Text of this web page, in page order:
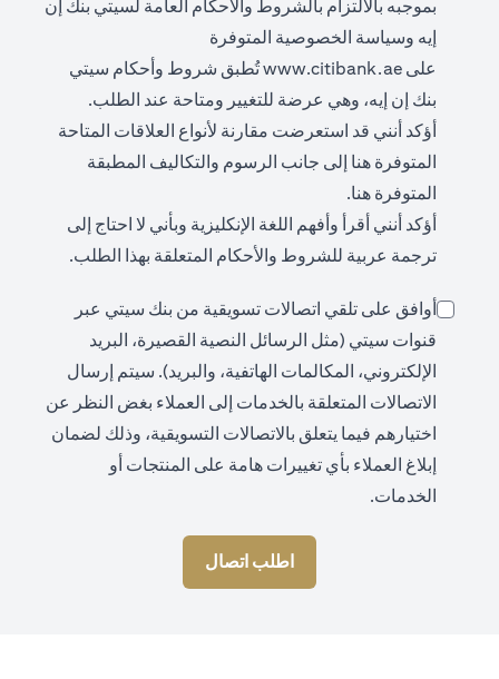
بموجبه بالالتزام بالشروط والأحكام العامة لسيتي بنك إن
إيه وسياسة الخصوصية المتوفرة
على www.citibank.ae
opens in a new tab
تُطبق شروط وأحكام سيتي
بنك إن إيه، وهي عرضة للتغيير ومتاحة عند الطلب.
أؤكد أنني قد استعرضت مقارنة لأنواع العلاقات المتاحة
المتوفرة هنا opens in a new tab
إلى جانب الرسوم والتكاليف المطبقة
المتوفرة هناopens in a new tab.
أؤكد أنني أقرأ وأفهم اللغة الإنكليزية وبأني لا احتاج إلى
ترجمة عربية للشروط والأحكام المتعلقة بهذا الطلب.
أوافق على تلقي اتصالات تسويقية من بنك سيتي عبر
قنوات سيتي (مثل الرسائل النصية القصيرة، البريد
الإلكتروني، المكالمات الهاتفية، والبريد). سيتم إرسال
الاتصالات المتعلقة بالخدمات إلى العملاء بغض النظر عن
اختيارهم فيما يتعلق بالاتصالات التسويقية، وذلك لضمان
إبلاغ العملاء بأي تغييرات هامة على المنتجات أو
الخدمات.
اطلب اتصال